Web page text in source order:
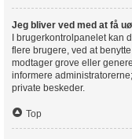
Jeg bliver ved med at få
I brugerkontrolpanelet kan
flere brugere, ved at
modtager grove eller
informere
private beskeder.
Top